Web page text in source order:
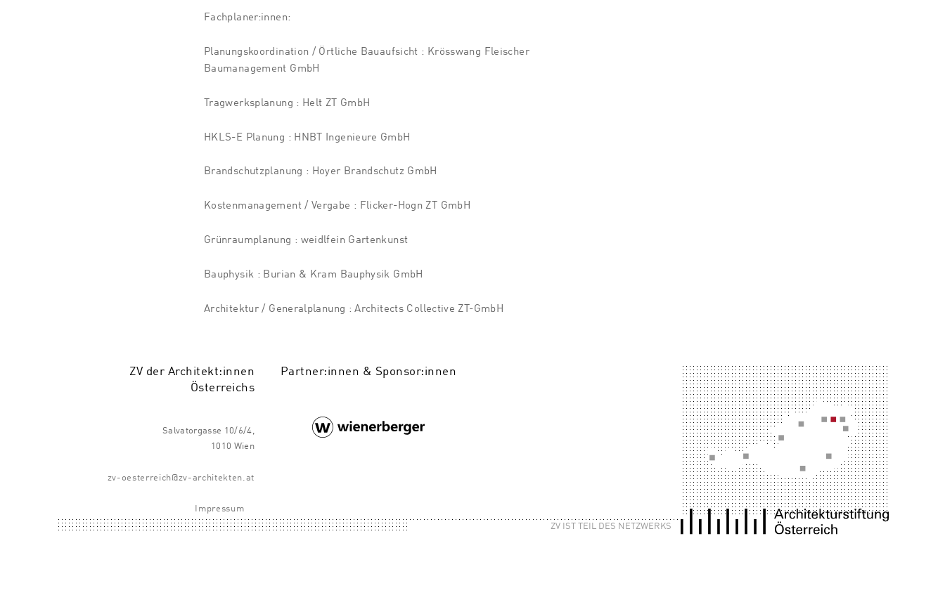
Fachplaner:innen:
Planungskoordination / Örtliche Bauaufsicht : Krösswang Fleischer
Baumanagement GmbH
Tragwerksplanung : Helt ZT GmbH
HKLS-E Planung : HNBT Ingenieure GmbH
Brandschutzplanung : Hoyer Brandschutz GmbH
Kostenmanagement / Vergabe : Flicker-Hogn ZT GmbH
Grünraumplanung : weidlfein Gartenkunst
Bauphysik : Burian & Kram Bauphysik GmbH
Architektur / Generalplanung : Architects Collective ZT-GmbH
ZV der Architekt:innen
Österreichs
Salvatorgasse 10/6/4,
1010 Wien
zv-oesterreich@zv-architekten.at
Partner:innen & Sponsor:innen
Impressum
ZV IST TEIL DES NETZWERKS